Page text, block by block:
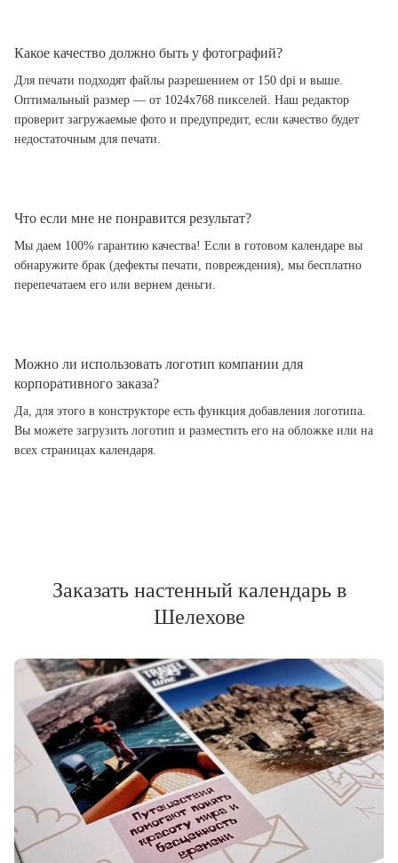
Какое качество должно быть у фотографий?
Для печати подходят файлы разрешением от 150 dpi и выше.
Оптимальный размер — от 1024x768 пикселей. Наш редактор
проверит загружаемые фото и предупредит, если качество будет
недостаточным для печати.
Что если мне не понравится результат?
Мы даем 100% гарантию качества! Если в готовом календаре вы
обнаружите брак (дефекты печати, повреждения), мы бесплатно
перепечатаем его или вернем деньги.
Можно ли использовать логотип компании для
корпоративного заказа?
Да, для этого в конструкторе есть функция добавления логотипа.
Вы можете загрузить логотип и разместить его на обложке или на
всех страницах календаря.
Заказать настенный календарь в
Шелехове